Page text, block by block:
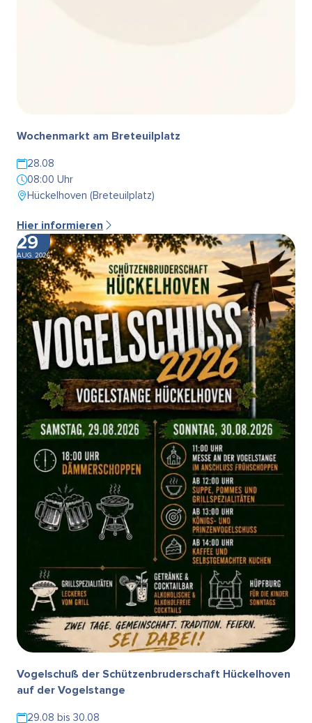
Wochenmarkt am Breteuilplatz
28.08
08:00 Uhr
Hückelhoven (Breteuilplatz)
Hier informieren
29
AUG. 2026
Vogelschuß der Schützenbruderschaft Hückelhoven
auf der Vogelstange
29.08 bis 30.08